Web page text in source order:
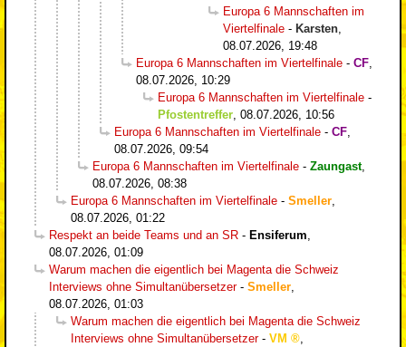
Europa 6 Mannschaften im
Viertelfinale - Karsten
08.07.2026, 19:48
Europa 6 Mannschaften im Viertelfinale - CF
08.07.2026, 10:29
Europa 6 Mannschaften im Viertelfinale -
Pfostentreffer 08.07.2026, 10:56
Europa 6 Mannschaften im Viertelfinale - CF
08.07.2026, 09:54
Europa 6 Mannschaften im Viertelfinale - Zaungast,
08.07.2026, 08:38
Europa 6 Mannschaften im Viertelfinale - Smeller
08.07.2026, 01:22
Respekt an beide Teams und an SR - Ensiferum
08.07.2026, 01:09
Warum machen die eigentlich bei Magenta die Schweiz
Interviews ohne Simultanübersetzer- Smeller
08.07.2026, 01:03
Warum machen die eigentlich bei Magenta die Schweiz
Interviews ohne Simultanübersetzer- VM